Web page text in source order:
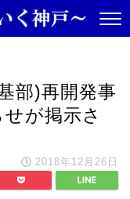
部)再開発事
が掲示さ
2018年12月26日